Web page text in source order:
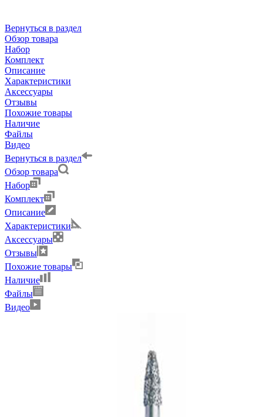
Вернуться в раздел
Обзор товара
Набор
Комплект
Описание
Характеристики
Аксессуары
Отзывы
Похожие товары
Наличие
Файлы
Видео
Вернуться в раздел
Обзор товара
Набор
Комплект
Описание
Характеристики
Аксессуары
Отзывы
Похожие товары
Наличие
Файлы
Видео